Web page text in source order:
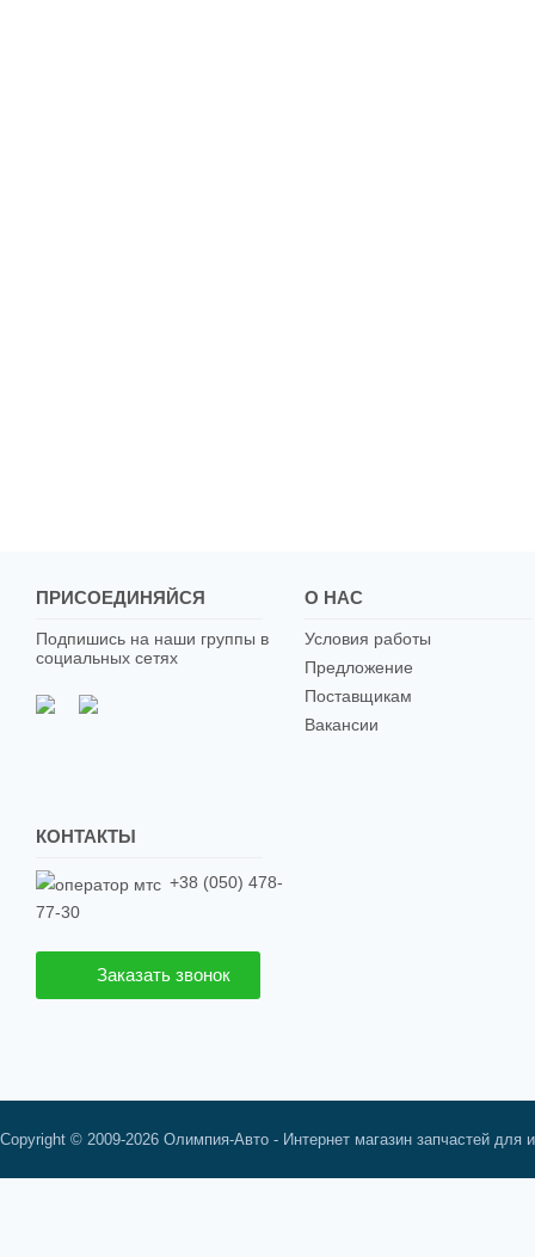
ПРИСОЕДИНЯЙСЯ
Подпишись на наши группы в
социальных сетях
О НАС
Условия работы
Предложение
Поставщикам
Вакансии
КОНТАКТЫ
+38 (050) 478-
77-30
Заказать звонок
Copyright © 2009-2026 Олимпия-Авто - Интернет магазин запчастей для